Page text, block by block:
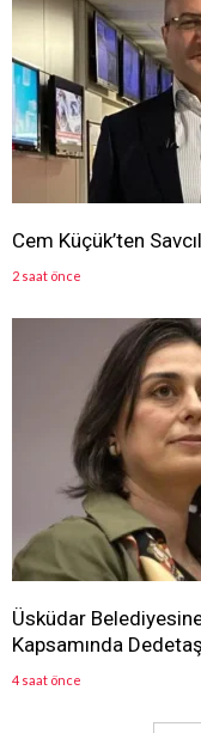
Cem Küçük’ten
2 saat önce
Üsküdar
Kapsamında
4 saat önce